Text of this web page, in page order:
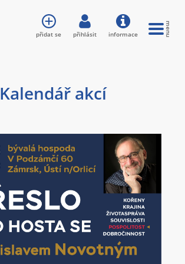
Kalendář akcí
přidat se přihlásit informace